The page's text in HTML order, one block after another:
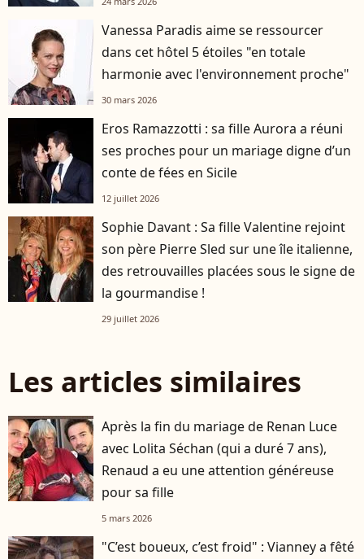
Vanessa Paradis aime se ressourcer
dans cet hôtel 5 étoiles "en totale
harmonie avec l'environnement proche"
30 mars 2026
Eros Ramazzotti : sa fille Aurora a réuni
ses proches pour un mariage digne d’un
conte de fées en Sicile
12 juillet 2026
Sophie Davant : Sa fille Valentine rejoint
son père Pierre Sled sur une île italienne,
des retrouvailles placées sous le signe de
la gourmandise !
29 juillet 2026
Les articles similaires
Après la fin du mariage de Renan Luce
avec Lolita Séchan (qui a duré 7 ans),
Renaud a eu une attention généreuse
pour sa fille
5 mars 2026
"C’est boueux, c’est froid" : Vianney a fêté